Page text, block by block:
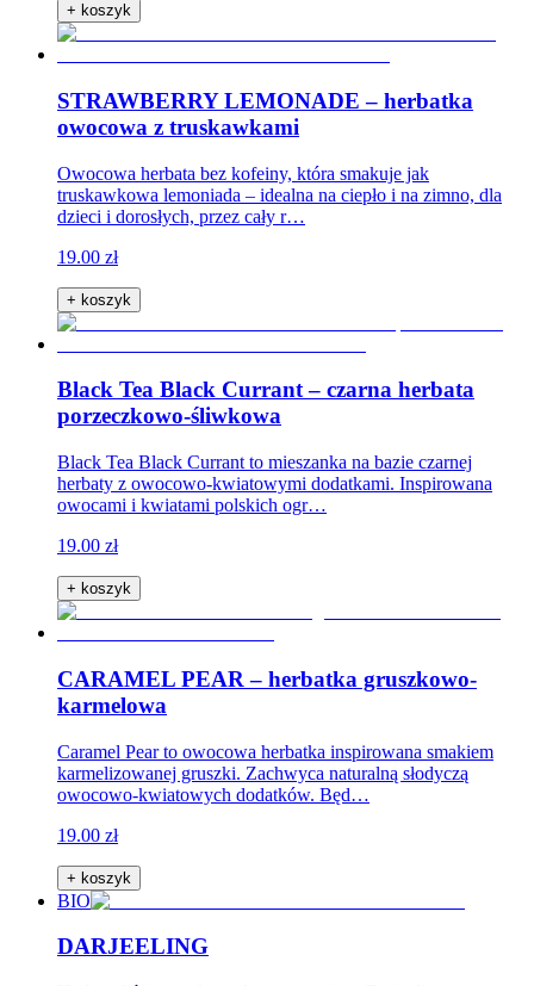
+ koszyk
STRAWBERRY LEMONADE – herbatka
owocowa z truskawkami
Owocowa herbata bez kofeiny, która smakuje jak
truskawkowa lemoniada – idealna na ciepło i na zimno, dla
dzieci i dorosłych, przez cały r…
19.00 zł
+ koszyk
Black Tea Black Currant – czarna herbata
porzeczkowo-śliwkowa
Black Tea Black Currant to mieszanka na bazie czarnej
herbaty z owocowo-kwiatowymi dodatkami. Inspirowana
owocami i kwiatami polskich ogr…
19.00 zł
+ koszyk
CARAMEL PEAR – herbatka gruszkowo-
karmelowa
Caramel Pear to owocowa herbatka inspirowana smakiem
karmelizowanej gruszki. Zachwyca naturalną słodyczą
owocowo-kwiatowych dodatków. Będ…
19.00 zł
+ koszyk
BIO
DARJEELING